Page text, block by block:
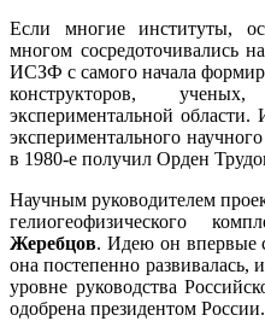
Если многие институты,
многом сосредоточивались
ИСЗФ с самого начала
конструкторов,
экспериментальной
экспериментального
в 1980-е получил Орден
Научным руководителем
гелиогеофизического
Жеребцов. Идею он впервые
она постепенно
уровне руководства
одобрена президентом России.